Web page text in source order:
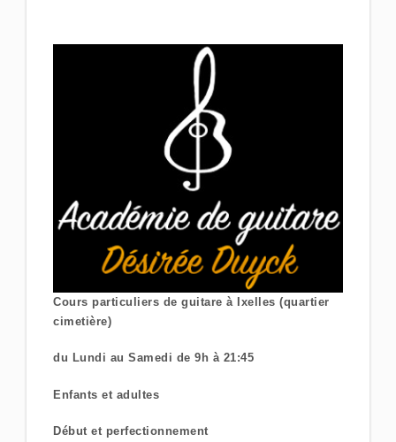
Cours particuliers de guitare à Ixelles (quartier
cimetière)
du Lundi au Samedi de 9h à 21:45
Enfants et adultes
Début et perfectionnement